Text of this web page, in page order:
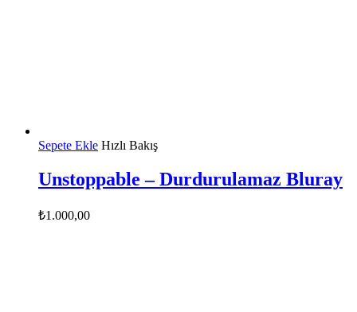
Sepete Ekle Hızlı Bakış
Unstoppable – Durdurulamaz Bluray
₺1.000,00